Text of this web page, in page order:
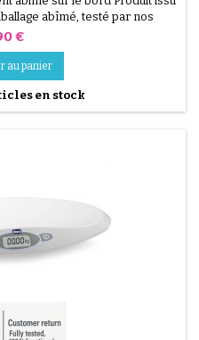
abîmé, testé par nos
à votre enfant un espace
épaisse (1 cm) et isolante, il
protège du froid....
€
au panier
en stock